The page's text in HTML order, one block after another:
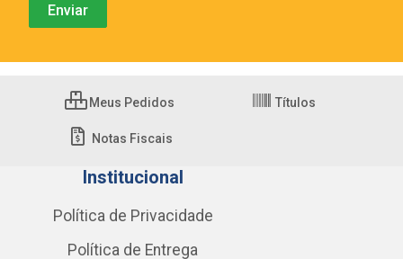
Meus Pedidos Títulos
Notas Fiscais
Institucional
Política de Privacidade
Política de Entrega